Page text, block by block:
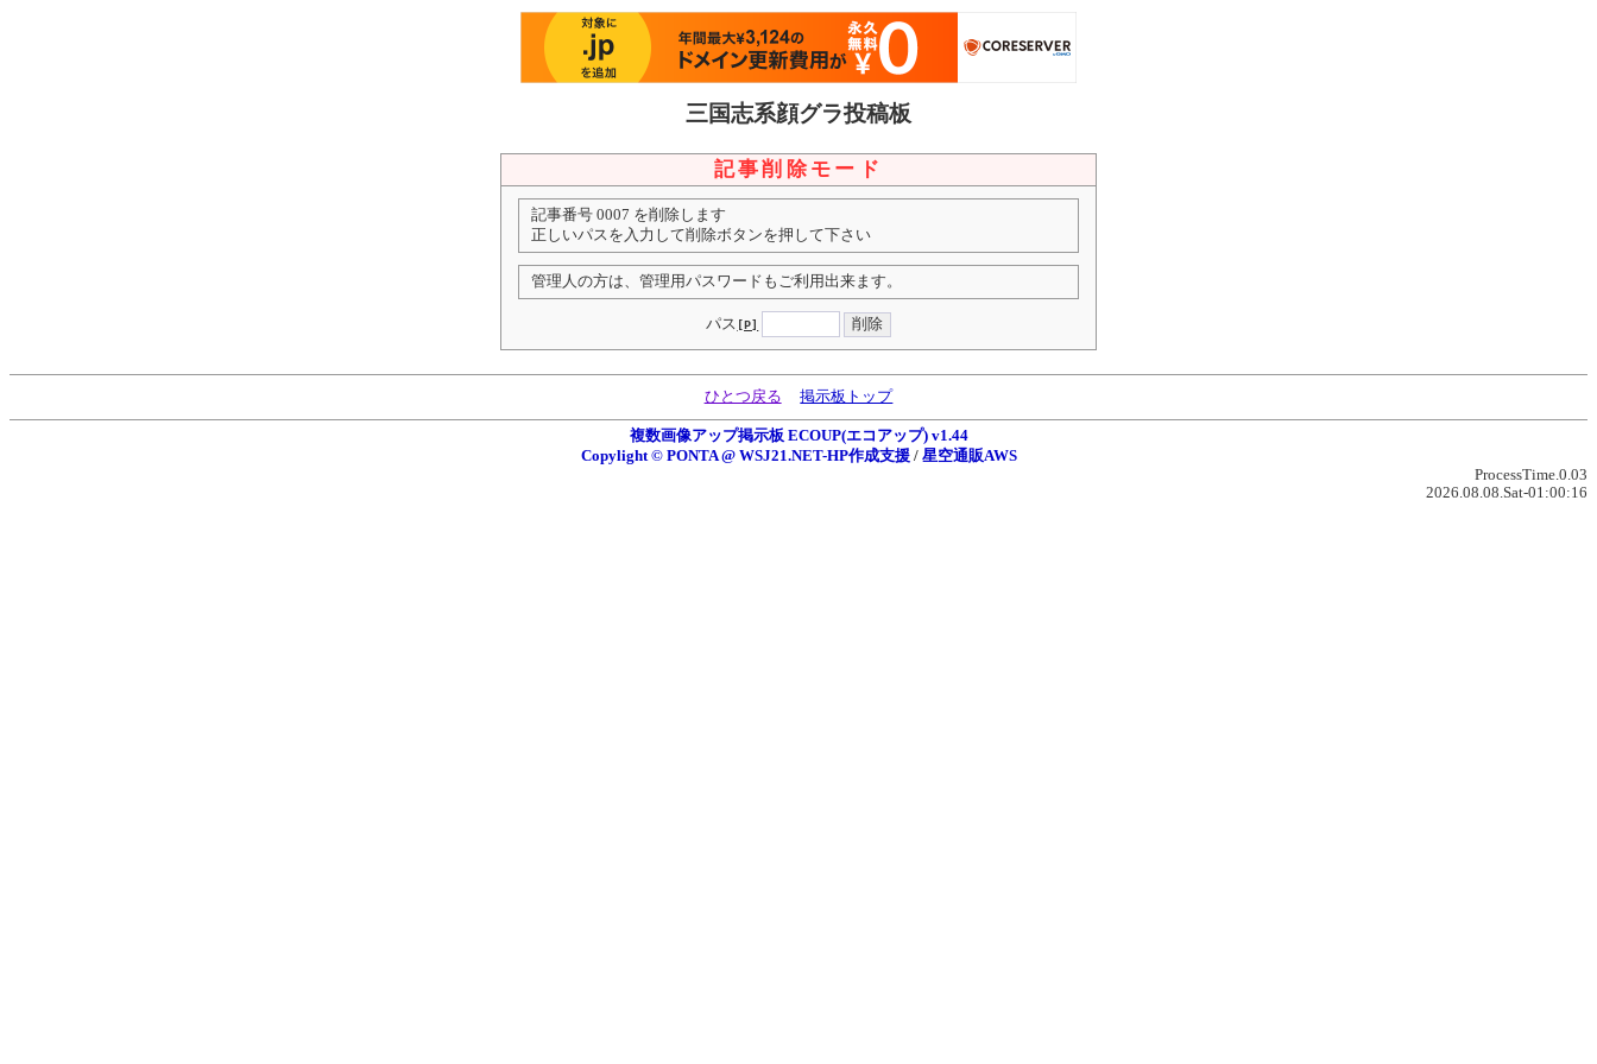
三国志系顔グラ投稿板
記事削除モード
記事番号 0007 を削除します
正しいパスを入力して削除ボタンを押して下さい
管理人の方は、管理用パスワードもご利用出来ます。
パス [P]
ひとつ戻る 掲示板トップ
複数画像アップ掲示板 ECOUP(エコアップ) v1.44
Copylight © PONTA @ WSJ21.NET-HP作成支援/ 星空通販AWS
ProcessTime.0.03
2026.08.08.Sat-01:00:16